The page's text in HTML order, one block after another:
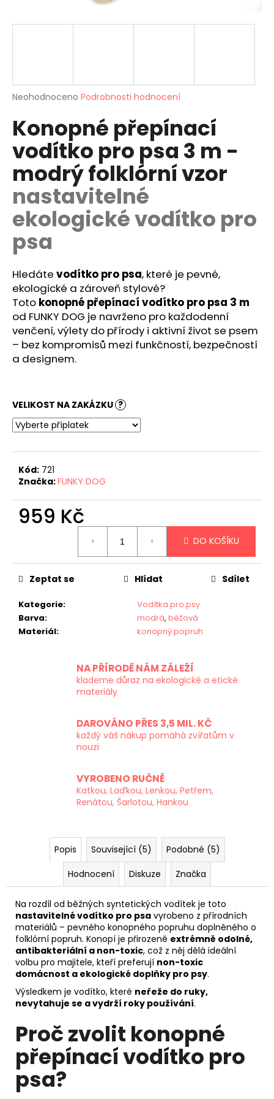
Průměrné
produktu
je
z
5
hvězdiček.
Neohodnoceno Podrobnosti hodnocení
Konopné přepínací
vodítko pro psa 3 m -
modrý folklórní vzor
nastavitelné
ekologické vodítko pro
psa
Hledáte vodítko pro psa, které je pevné,
ekologické a zároveň stylové?
Toto konopné přepínací vodítko pro psa 3 m
od FUNKY DOG je navrženo pro každodenní
venčení, výlety do přírody i aktivní život se psem
– bez kompromisů mezi funkčností, bezpečností
a designem.
VELIKOST NA ZAKÁZKU ?
Kód: 721
Značka:FUNKY DOG
959 Kč
DO KOŠÍKU
Kategorie:
Vodítka pro psy
Barva: modrá, béžová
Materiál: konopný popruh
Zeptat se Hlídat Sdílet
NA PŘÍRODĚ NÁM ZÁLEŽÍ
klademe důraz na ekologické a etické
materiály
DAROVÁNO PŘES 3,5 MIL. KČ
každý váš nákup pomáhá zvířatům v
nouzi
VYROBENO RUČNĚ
Katkou, Laďkou, Lenkou, Petřem,
Renátou, Šarlotou, Hankou
Popis Související (5)
Podobné (5)
Hodnocení
Diskuze Značka
Na rozdíl od běžných syntetických vodítek je toto
nastavitelné vodítko pro psa vyrobeno z přírodních
materiálů – pevného konopného popruhu doplněného o
folklórní popruh. Konopí je přirozeně extrémně odolné,
antibakteriální a non-toxic, což z něj dělá ideální
volbu pro majitele, kteří preferují non-toxic
domácnost a ekologické doplňky pro psy.
Výsledkem je vodítko, které neřeže do ruky,
nevytahuje se a vydrží roky používání.
Proč zvolit konopné
přepínací vodítko pro
psa?
j
?
HLEDAT
D
o
p
o
r
č
u
j
e
m
e